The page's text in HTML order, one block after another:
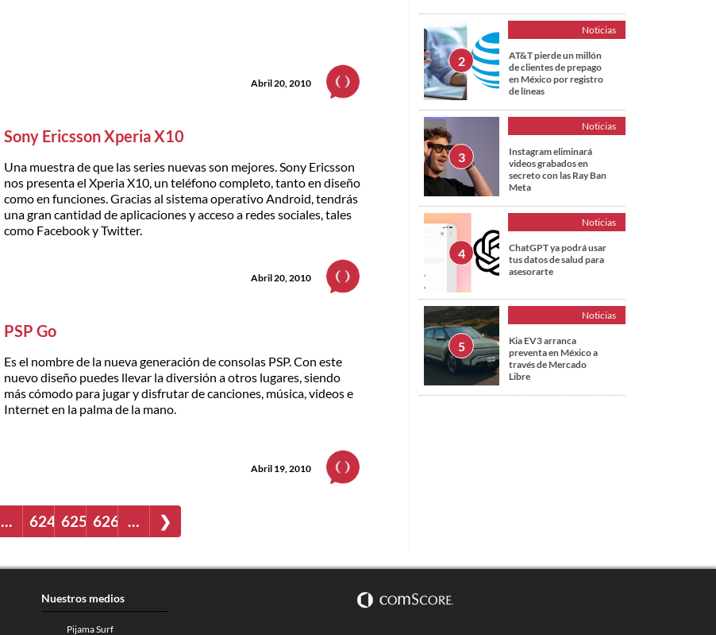
Abril 20, 2010
Sony Ericsson Xperia X10
Una muestra de que las series nuevas son mejores. Sony Ericsson
nos presenta el Xperia X10, un teléfono completo, tanto en diseño
como en funciones. Gracias al sistema operativo Android, tendrás
una gran cantidad de aplicaciones y acceso a redes sociales, tales
como Facebook y Twitter.
Abril 20, 2010
PSP Go
Es el nombre de la nueva generación de consolas PSP. Con este
nuevo diseño puedes llevar la diversión a otros lugares, siendo
más cómodo para jugar y disfrutar de canciones, música, videos e
Internet en la palma de la mano.
Abril 19, 2010
… 624 625 626 … ❯
Noticias
AT&T pierde un millón
de clientes de prepago
en México por registro
de líneas
Noticias
Instagram eliminará
videos grabados en
secreto con las Ray Ban
Meta
Noticias
ChatGPT ya podrá usar
tus datos de salud para
asesorarte
Noticias
Kia EV3 arranca
preventa en México a
través de Mercado
Libre
Nuestros medios
Pijama Surf